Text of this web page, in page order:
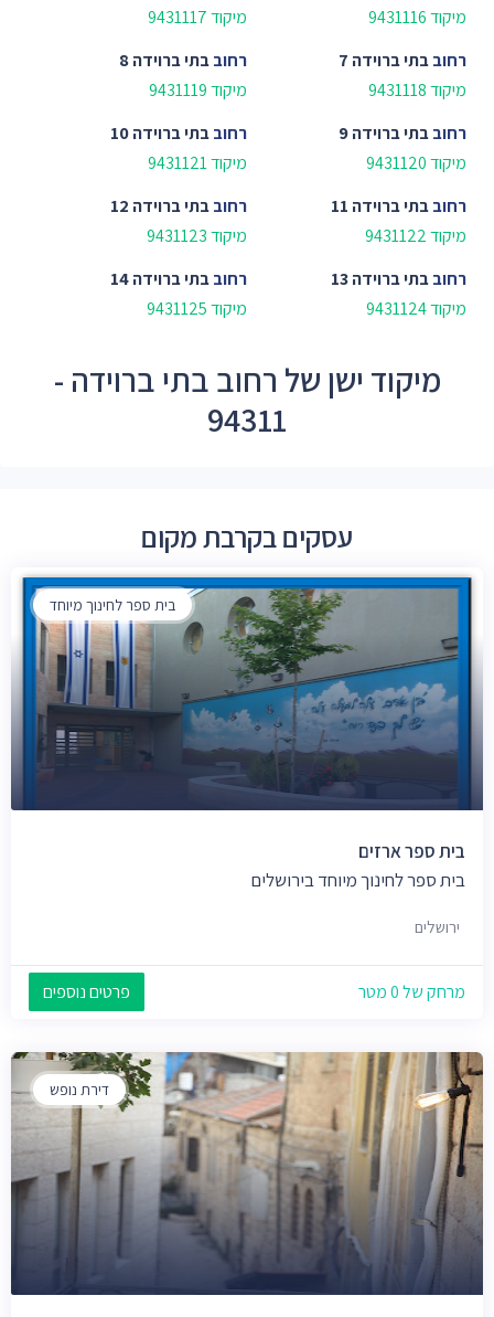
מיקוד 9431116
מיקוד 9431117
רחובבתי ברוידה 7
מיקוד 9431118
רחובבתי ברוידה 8
מיקוד 9431119
רחובבתי ברוידה 9
מיקוד 9431120
רחובבתי ברוידה 10
מיקוד 9431121
רחובבתי ברוידה 11
מיקוד 9431122
רחובבתי ברוידה 12
מיקוד 9431123
רחובבתי ברוידה 13
מיקוד 9431124
רחובבתי ברוידה 14
מיקוד 9431125
מיקוד ישן של רחוב בתי ברוידה -
94311
עסקים בקרבת מקום
בית ספר לחינוך מיוחד
בית ספר ארזים
בית ספר לחינוך מיוחד בירושלים
ירושלים
מרחק של 0 מטר פרטים נוספים
דירת נופש